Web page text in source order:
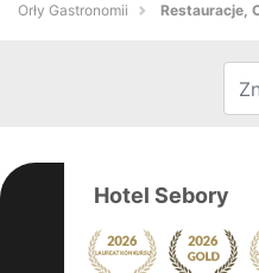
Orły Gastronomii Restauracje,
Hotel Sebory